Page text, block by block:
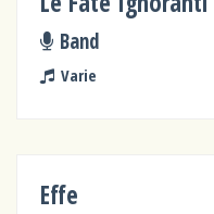
Band
Varie
Effe